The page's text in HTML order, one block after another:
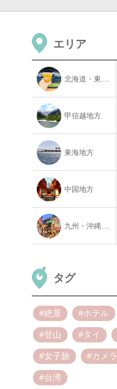
エリア
北海道・東北地方
甲信越地方
東海地方
中国地方
九州・沖縄地方
タグ
#絶景 #ホテル
#登山 #タイ
#女子旅 #カメラ
#台湾